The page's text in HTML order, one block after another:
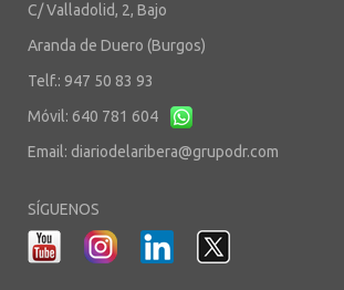
C/ Valladolid, 2, Bajo
Aranda de Duero (Burgos)
Telf.: 947 50 83 93
Móvil: 640 781 604
Email: diariodelaribera@grupodr.com
SÍGUENOS